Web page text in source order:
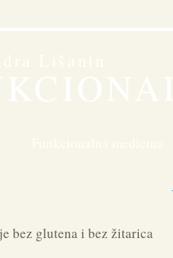
bez glutena i bez žitarica